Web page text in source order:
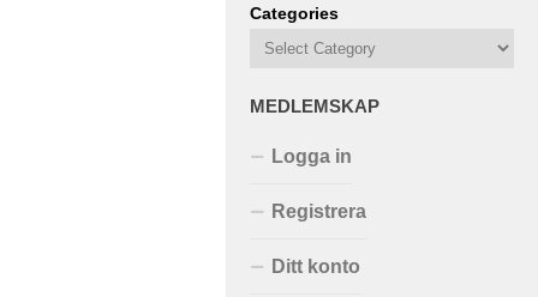
Categories
MEDLEMSKAP
Logga in
Registrera
Ditt konto